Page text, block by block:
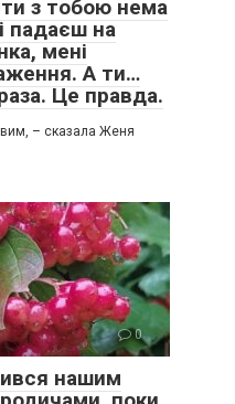
з тобою нема
падаєш на
мені
А ти…
Це правда.
– сказала Женя
0
нашим